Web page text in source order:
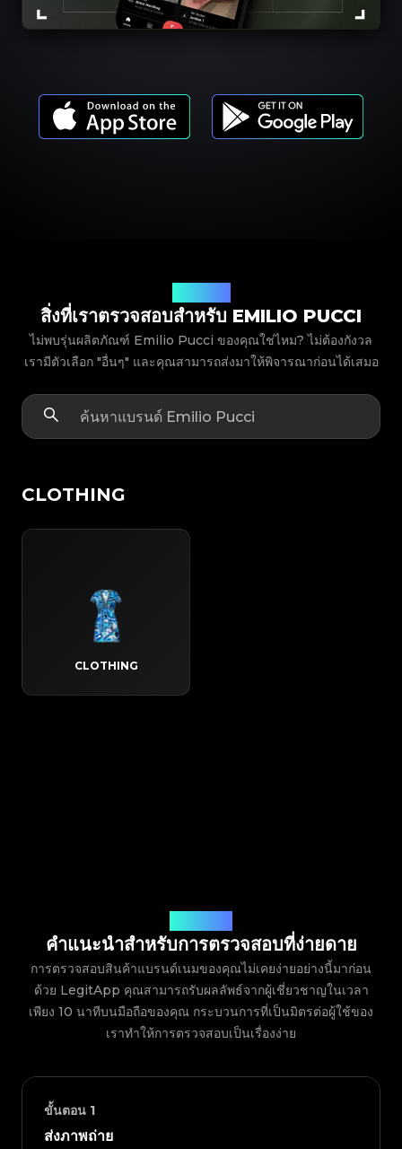
สิ่งที่เราตรวจสอบสำหรับ EMILIO PUCCI
ไม่พบรุ่นผลิตภัณฑ์ Emilio Pucci ของคุณใช่ไหม? ไม่ต้องกังวล
เรามีตัวเลือก "อื่นๆ" และคุณสามารถส่งมาให้พิจารณาก่อนได้เสมอ
CLOTHING
CLOTHING
คำแนะนำสำหรับการตรวจสอบที่ง่ายดาย
การตรวจสอบสินค้าแบรนด์เนมของคุณไม่เคยง่ายอย่างนี้มาก่อน
ด้วย LegitApp คุณสามารถรับผลลัพธ์จากผู้เชี่ยวชาญในเวลา
เพียง 10 นาทีบนมือถือของคุณ กระบวนการที่เป็นมิตรต่อผู้ใช้ของ
เราทำให้การตรวจสอบเป็นเรื่องง่าย
ขั้นตอน 1
ส่งภาพถ่าย